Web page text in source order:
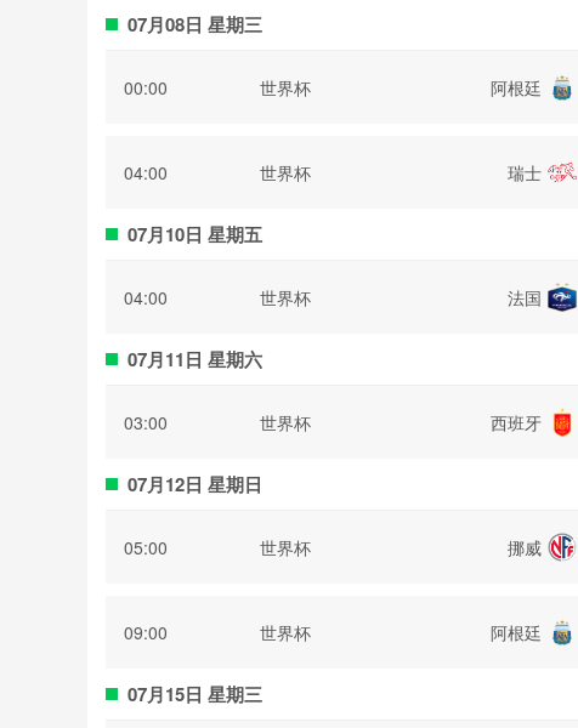
07月08日 星期三
00:00 世界杯 阿根廷
04:00 世界杯 瑞士
07月10日 星期五
04:00 世界杯 法国
07月11日 星期六
03:00 世界杯 西班牙
07月12日 星期日
05:00 世界杯 挪威
09:00 世界杯 阿根廷
07月15日 星期三